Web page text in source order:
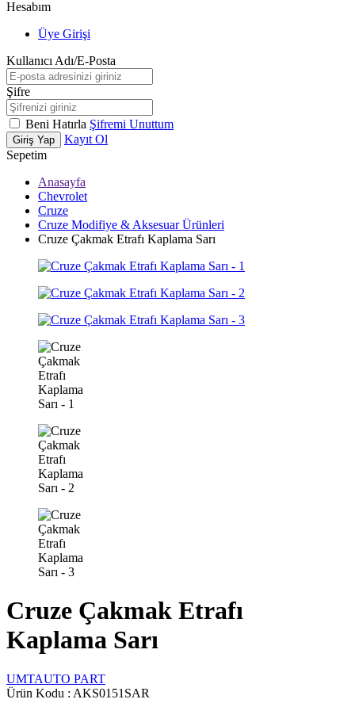
Hesabım
Üye Girişi
Kullanıcı Adı/E-Posta
Şifre
Beni Hatırla Şifremi Unuttum
Giriş Yap
Kayıt Ol
Sepetim
Anasayfa
Chevrolet
Cruze
Cruze Modifiye & Aksesuar Ürünleri
Cruze Çakmak Etrafı Kaplama Sarı
Cruze Çakmak Etrafı
Kaplama Sarı
UMTAUTO PART
Ürün Kodu : AKS0151SAR